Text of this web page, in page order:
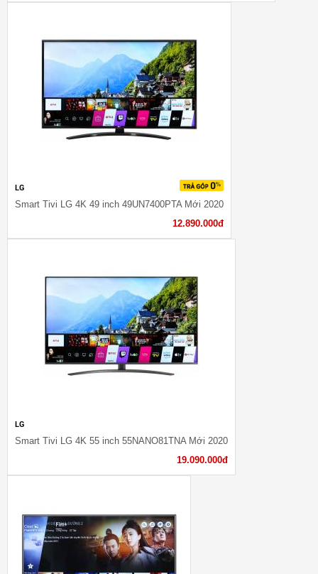
LG
Smart Tivi LG 4K 49 inch 49UN7400PTA Mới 2020
12.890.000đ
LG
Smart Tivi LG 4K 55 inch 55NANO81TNA Mới 2020
19.090.000đ